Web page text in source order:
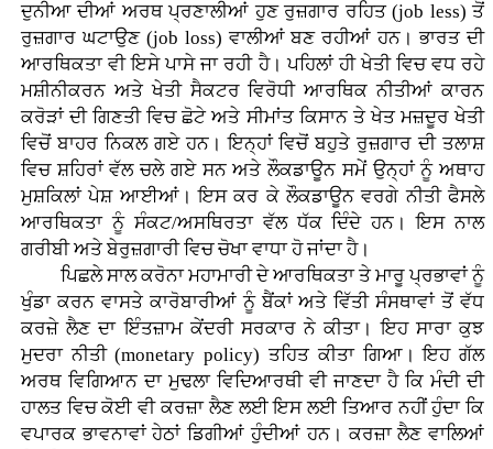
ਦੁਨੀਆ ਦੀਆਂ ਅਰਥ ਪ੍ਰਣਾਲੀਆਂ ਹੁਣ ਰੁਜ਼ਗਾਰ ਰਹਿਤ (job less) ਤੋਂ
ਰੁਜ਼ਗਾਰ ਘਟਾਉਣ (job loss) ਵਾਲੀਆਂ ਬਣ ਰਹੀਆਂ ਹਨ। ਭਾਰਤ ਦੀ
ਆਰਥਿਕਤਾ ਵੀ ਇਸੇ ਪਾਸੇ ਜਾ ਰਹੀ ਹੈ। ਪਹਿਲਾਂ ਹੀ ਖੇਤੀ ਵਿਚ ਵਧ ਰਹੇ
ਮਸ਼ੀਨੀਕਰਨ ਅਤੇ ਖੇਤੀ ਸੈਕਟਰ ਵਿਰੋਧੀ ਆਰਥਿਕ ਨੀਤੀਆਂ ਕਾਰਨ
ਕਰੋੜਾਂ ਦੀ ਗਿਣਤੀ ਵਿਚ ਛੋਟੇ ਅਤੇ ਸੀਮਾਂਤ ਕਿਸਾਨ ਤੇ ਖੇਤ ਮਜ਼ਦੂਰ ਖੇਤੀ
ਵਿਚੋਂ ਬਾਹਰ ਨਿਕਲ ਗਏ ਹਨ। ਇਨ੍ਹਾਂ ਵਿਚੋਂ ਬਹੁਤੇ ਰੁਜ਼ਗਾਰ ਦੀ ਤਲਾਸ਼
ਵਿਚ ਸ਼ਹਿਰਾਂ ਵੱਲ ਚਲੇ ਗਏ ਸਨ ਅਤੇ ਲੌਕਡਾਊਨ ਸਮੇਂ ਉਨ੍ਹਾਂ ਨੂੰ ਅਥਾਹ
ਮੁਸ਼ਕਿਲਾਂ ਪੇਸ਼ ਆਈਆਂ। ਇਸ ਕਰ ਕੇ ਲੌਕਡਾਊਨ ਵਰਗੇ ਨੀਤੀ ਫੈਸਲੇ
ਆਰਥਿਕਤਾ ਨੂੰ ਸੰਕਟ/ਅਸਥਿਰਤਾ ਵੱਲ ਧੱਕ ਦਿੰਦੇ ਹਨ। ਇਸ ਨਾਲ
ਗਰੀਬੀ ਅਤੇ ਬੇਰੁਜ਼ਗਾਰੀ ਵਿਚ ਚੋਖਾ ਵਾਧਾ ਹੋ ਜਾਂਦਾ ਹੈ।
ਪਿਛਲੇ ਸਾਲ ਕਰੋਨਾ ਮਹਾਮਾਰੀ ਦੇ ਆਰਥਿਕਤਾ ਤੇ ਮਾਰੂ ਪ੍ਰਭਾਵਾਂ ਨੂੰ
ਖੁੰਡਾ ਕਰਨ ਵਾਸਤੇ ਕਾਰੋਬਾਰੀਆਂ ਨੂੰ ਬੈਂਕਾਂ ਅਤੇ ਵਿੱਤੀ ਸੰਸਥਾਵਾਂ ਤੋਂ ਵੱਧ
ਕਰਜ਼ੇ ਲੈਣ ਦਾ ਇੰਤਜ਼ਾਮ ਕੇਂਦਰੀ ਸਰਕਾਰ ਨੇ ਕੀਤਾ। ਇਹ ਸਾਰਾ ਕੁਝ
ਮੁਦਰਾ ਨੀਤੀ (monetary policy) ਤਹਿਤ ਕੀਤਾ ਗਿਆ। ਇਹ ਗੱਲ
ਅਰਥ ਵਿਗਿਆਨ ਦਾ ਮੁਢਲਾ ਵਿਦਿਆਰਥੀ ਵੀ ਜਾਣਦਾ ਹੈ ਕਿ ਮੰਦੀ ਦੀ
ਹਾਲਤ ਵਿਚ ਕੋਈ ਵੀ ਕਰਜ਼ਾ ਲੈਣ ਲਈ ਇਸ ਲਈ ਤਿਆਰ ਨਹੀਂ ਹੁੰਦਾ ਕਿ
ਵਪਾਰਕ ਭਾਵਨਾਵਾਂ ਹੇਠਾਂ ਡਿਗੀਆਂ ਹੁੰਦੀਆਂ ਹਨ। ਕਰਜ਼ਾ ਲੈਣ ਵਾਲਿਆਂ